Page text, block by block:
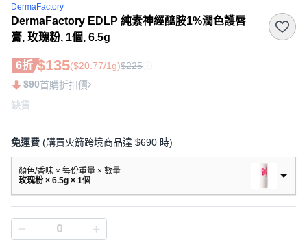
DermaFactory
DermaFactory EDLP 純素神經醯胺1%潤色護唇
膏, 玫瑰粉, 1個, 6.5g
6折 $135($20.77/1g)$225
$90首購折扣價
缺貨
免運費 (購買火箭跨境商品達 $690 時)
顏色/香味 × 每份重量 × 數量
玫瑰粉 × 6.5g × 1個